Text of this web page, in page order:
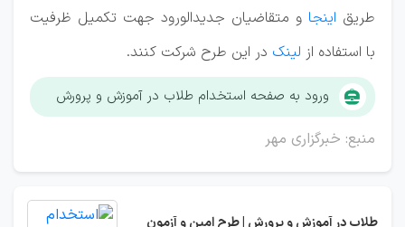
طریق اینجا و متقاضیان جدیدالورود جهت تکمیل ظرفیت
با استفاده از لینک در این طرح شرکت کنند.
ورود به صفحه استخدام طلاب در آموزش و پرورش
منبع: خبرگزاری مهر
طلاب در آموزش و پرورش | طرح امین و آزمون